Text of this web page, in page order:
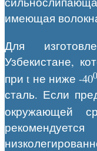
имеющая
Для
Узбекистане,
при t не ниже -400
сталь. Если
окружающей